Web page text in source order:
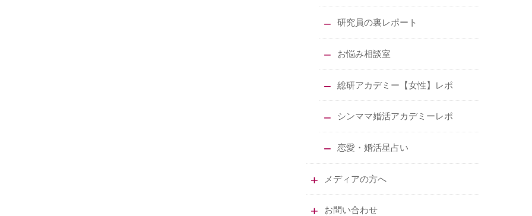
研究員の裏レポート
お悩み相談室
総研アカデミー【女性】レポ
シンママ婚活アカデミーレポ
恋愛・婚活星占い
メディアの方へ
お問い合わせ